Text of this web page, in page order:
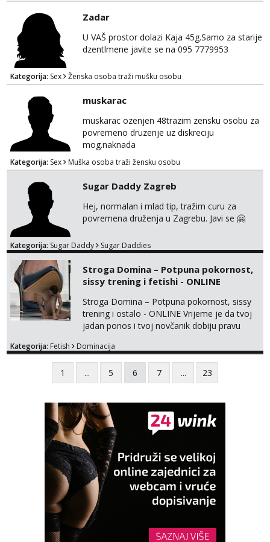
Zadar
U VAŠ prostor dolazi Kaja 45g.Samo za starije
dzentlmene javite se na 095 7779953
Kategorija: Sex Ženska osoba traži mušku osobu
muskarac
muskarac ozenjen 48trazim zensku osobu za
povremeno druzenje uz diskreciju
mog.naknada
Kategorija: Sex Muška osoba traži žensku osobu
Sugar Daddy Zagreb
Hej, normalan i mlad tip, tražim curu za
povremena druženja u Zagrebu. Javi se 🤗
Kategorija: Sugar Daddy Sugar Daddies
Stroga Domina – Potpuna pokornost,
sissy trening i fetishi - ONLINE
Stroga Domina – Potpuna pokornost, sissy
trening i ostalo - ONLINE Vrijeme je da tvoj
jadan ponos i tvoj novčanik dobiju pravu
Domina preuzima potpunu kontrolu nad
tvojim umom i financijama. Zanimaju me
isključivo ozbiljni, solventni i poslušni subovi
koji žude za strogim zapovijedima, sissy
potpunim psiholo...
Kategorija: Fetish Dominacija
1 ... 5 6 7 ... 23